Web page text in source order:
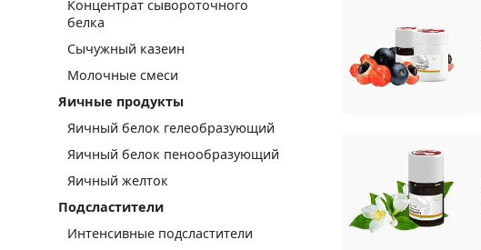
Концентрат сывороточного
белка
Сычужный казеин
Молочные смеси
Яичные продукты
Яичный белок гелеобразующий
Яичный белок пенообразующий
Яичный желток
Подсластители
Интенсивные подсластители